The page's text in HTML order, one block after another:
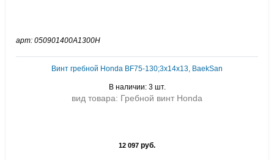
арт: 050901400A1300H
Винт гребной Honda BF75-130;3x14x13, BaekSan
В наличии: 3 шт.
вид товара: Гребной винт Honda
12 097 руб.